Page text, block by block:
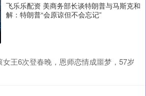
飞乐乐配资 美商务部长谈特朗普与马斯克和
解：特朗普“会原谅但不会忘记”
王6次登春晚，恩师恋情成噩梦，57岁